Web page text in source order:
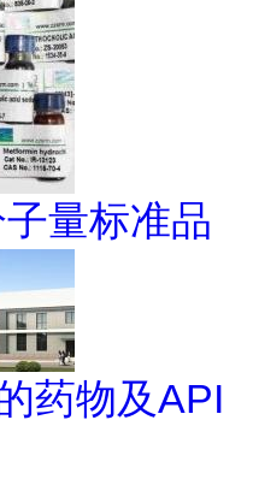
量标准品
药物及API